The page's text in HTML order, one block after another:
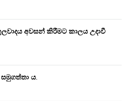
අවසන් කිරීමට කාලය උදාවී
සමුගත්තා ය.